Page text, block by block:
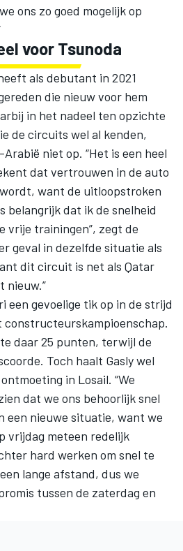
ons zo goed mogelijk op
voor Tsunoda
als debutant in 2021
die nieuw voor hem
in het nadeel ten opzichte
de circuits wel al kenden,
niet op. “Het is een heel
dat vertrouwen in de auto
want de uitloopstroken
belangrijk dat ik de snelheid
vrije trainingen”, zegt de
geval in dezelfde situatie als
dit circuit is net als Qatar
nieuw.”
een gevoelige tik op in de strijd
constructeurskampioenschap.
daar 25 punten, terwijl de
Toch haalt Gasly wel
in Losail. “We
dat we ons behoorlijk snel
een nieuwe situatie, want we
vrijdag meteen redelijk
hard werken om snel te
lange afstand, dus we
tussen de zaterdag en